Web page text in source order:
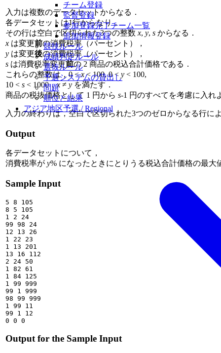
チーム登録
監督登録
参加登録完了チーム一覧
追加情報登録
競技ルール
成績判定ルール
選抜ルール
予選システムの貸出し
問題
順位と結果
アジア地区予選 / Regional
入力は複数のデータセットからなる．
各データセットは1行からなり，
その行は空白で区切られた3つの整数 x, y, s からなる．
x は変更前の消費税率（パーセント），
y は変更後の消費税率（パーセント），
s は消費税率変更前の 2 商品の税込合計価格である．
これらの整数は，0 <x< 100, 0 < y < 100,
10 < s < 1000，x ≠ y を満たす．
商品の税抜価格として 1 円から s-1 円のすべてを考慮に入れ
入力の終わりは，空白で区切られた3つのゼロからなる行に
Output
各データセットについて，
消費税率が y% になったときにとりうる税込合計価格の最大
Sample Input
5 8 105
8 5 105
1 2 24
99 98 24
12 13 26
1 22 23
1 13 201
13 16 112
2 24 50
1 82 61
1 84 125
1 99 999
99 1 999
98 99 999
1 99 11
99 1 12
Output for the Sample Input